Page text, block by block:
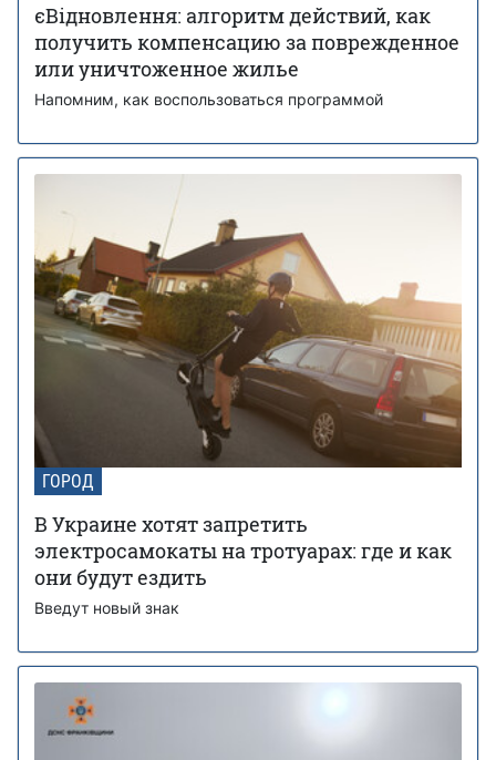
єВідновлення: алгоритм действий, как
получить компенсацию за поврежденное
или уничтоженное жилье
Напомним, как воспользоваться программой
ГОРОД
В Украине хотят запретить
электросамокаты на тротуарах: где и как
они будут ездить
Введут новый знак